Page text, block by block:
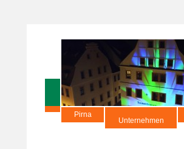
Pirna
Unternehmen